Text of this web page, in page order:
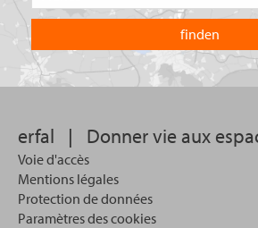
vous
?
pays
dans
lequel
vous
souhaitez
recherche.
erfal | Donner vie aux
Voie d'accès
Mentions légales
Protection de données
Paramètres des cookies